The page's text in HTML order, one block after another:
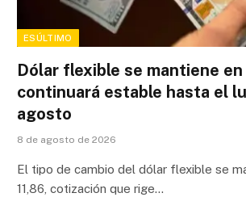
ESÚLTIMO
Dólar flexible se mantiene en
continuará estable hasta el
agosto
8 de agosto de 2026
El tipo de cambio del dólar flexible se
11,86, cotización que rige…